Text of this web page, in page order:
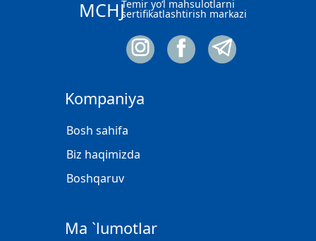
MCHJTemir yo‘l mahsulotlarni
sertifikatlashtirish markazi
Kompaniya
Bosh sahifa
Biz haqimizda
Boshqaruv
Ma `lumotlar